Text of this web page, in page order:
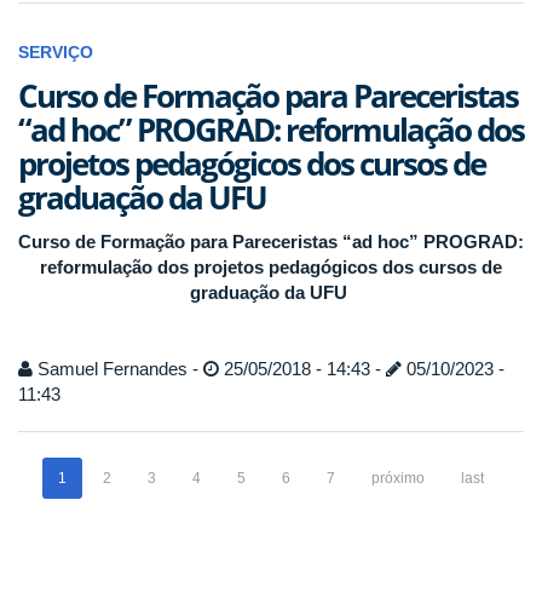
SERVIÇO
Curso de Formação para Pareceristas
“ad hoc” PROGRAD: reformulação dos
projetos pedagógicos dos cursos de
graduação da UFU
Curso de Formação para Pareceristas “ad hoc” PROGRAD:
reformulação dos projetos pedagógicos dos cursos de
graduação da UFU
Samuel Fernandes - 25/05/2018 - 14:43 -
05/10/2023 -
11:43
1 2 3 4 5 6 7 próximo last